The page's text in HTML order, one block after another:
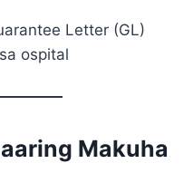
Letter (GL)
ospital
Makuha